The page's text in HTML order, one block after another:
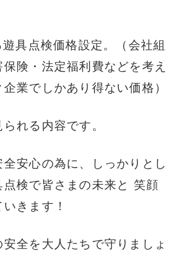
具点検価格設定。（会社組
険・法定福利費などを考え
業でしかあり得ない価格）
られる内容です。
安心の為に、しっかりとし
点検で皆さまの未来と 笑顔
きます！
全を大人たちで守りましょ